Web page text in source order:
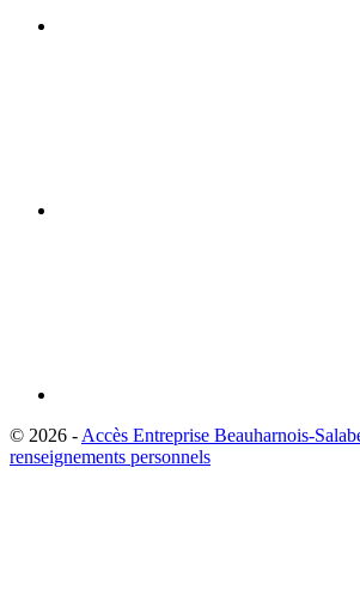
© 2026 - Accès Entreprise Beauharnois-
renseignements personnels